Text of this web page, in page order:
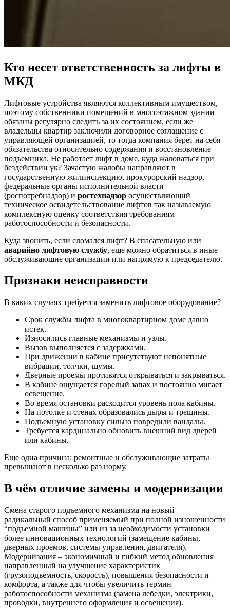
Кто несет ответственность за лифты в
МКД
Лифтовые устройства являются коллективным имуществом,
поэтому собственники помещений в многоэтажном здании
обязаны регулярно следить за их состоянием, если же
владельцы квартир заключили договорное соглашение с
управляющей организацией, то тогда компания берет на себя
обязательства относительно содержания и восстановление
подъемника. Не работает лифт в доме, куда жаловаться при
бездействии ук? Зачастую жалобы направляют в
государственную жилинспекцию, прокурорский надзор,
федеральные органы исполнительной власти
(роспотребнадзор) и ростехнадзор осуществляющий
техническое освидетельствование лифтов так называемую
комплексную оценку соответствия требованиям
работоспособности и безопасности.
Куда звонить, если сломался лифт? В спасательную или
аварийно лифтовую службу, еще можно обратиться в иные
обслуживающие организации или напрямую к председателю.
Признаки неисправности
В каких случаях требуется заменить лифтовое оборудование?
Срок службы лифта в многоквартирном доме давно
истек.
Износились главные механизмы и узлы.
Вызов выполняется с задержками.
При движении в кабине присутствуют непонятные
вибрации, толчки, шумы.
Дверные проемы противятся открываться и закрываться.
В кабине ощущается горелый запах и постоянно мигает
освещение.
Во время остановки расходится уровень пола кабины.
На потолке и стенах образовались дыры и трещины.
Подъемную установку сильно повредили вандалы.
Требуется кардинально обновить внешний вид дверей
или кабины.
Еще одна причина: ремонтные и обслуживающие затраты
превышают в несколько раз норму.
В чём отличие замены и модернизации
Смена старого подъемного механизма на новый –
радикальный способ применяемый при полной изношенности
“подъемной машины” или из за необходимости установки
более инновационных технологий (замещение кабины,
дверных проемов, системы управления, двигателя).
Модернизация – экономичный и гибкий метод обновления
направленный на улучшение характеристик
(грузоподъемность, скорость), повышения безопасности и
комфорта, а также для чтобы увеличить термин
работоспособности механизма (замена лебедки, электрики,
проводки, внутреннего оформления и освещения).